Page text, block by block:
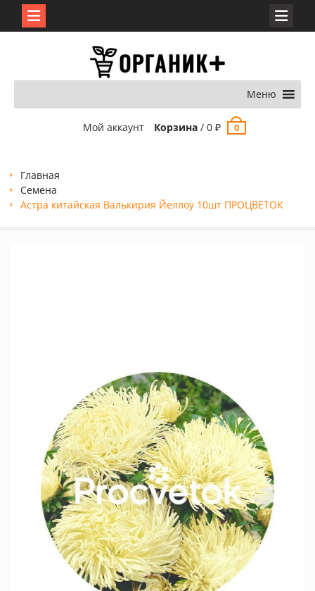
Меню
Мой аккаунт Корзина/ 0 ₽ 0
Главная
Семена
Астра китайская Валькирия Йеллоу 10шт ПРОЦВЕТОК